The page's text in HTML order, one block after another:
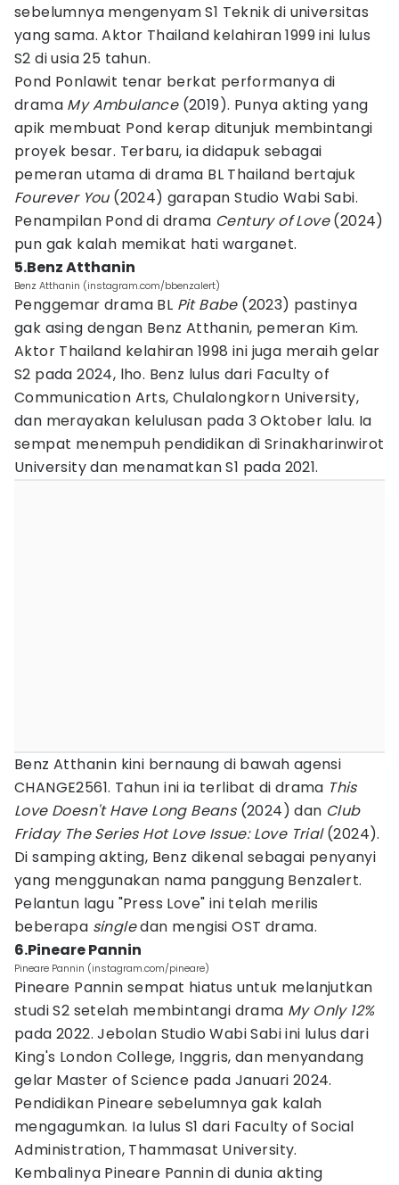
sebelumnya mengenyam S1 Teknik di universitas
yang sama. Aktor Thailand kelahiran 1999 ini lulus
S2 di usia 25 tahun.
Pond Ponlawit tenar berkat performanya di
drama My Ambulance(2019). Punya akting yang
apik membuat Pond kerap ditunjuk membintangi
proyek besar. Terbaru, ia didapuk sebagai
pemeran utama di drama BL Thailand bertajuk
Fourever You(2024) garapan Studio Wabi Sabi.
Penampilan Pond di drama Century of Love(2024)
pun gak kalah memikat hati warganet.
5.Benz Atthanin
Benz Atthanin (instagram.com/bbenzalert)
Penggemar drama BL Pit Babe(2023) pastinya
gak asing dengan Benz Atthanin, pemeran Kim.
Aktor Thailand kelahiran 1998 ini juga meraih gelar
S2 pada 2024, lho. Benz lulus dari Faculty of
Communication Arts, Chulalongkorn University,
dan merayakan kelulusan pada 3 Oktober lalu. Ia
sempat menempuh pendidikan di Srinakharinwirot
University dan menamatkan S1 pada 2021.
Benz Atthanin kini bernaung di bawah agensi
CHANGE2561. Tahun ini ia terlibat di drama This
Love Doesn't Have Long Beans(2024) dan Club
Friday The Series Hot Love Issue: Love Trial(2024).
Di samping akting, Benz dikenal sebagai penyanyi
yang menggunakan nama panggung Benzalert.
Pelantun lagu "Press Love" ini telah merilis
beberapa singledan mengisi OST drama.
6.Pineare Pannin
Pineare Pannin (instagram.com/pineare)
Pineare Pannin sempat hiatus untuk melanjutkan
studi S2 setelah membintangi drama My Only 12%
pada 2022. Jebolan Studio Wabi Sabi ini lulus dari
King's London College, Inggris, dan menyandang
gelar Master of Science pada Januari 2024.
Pendidikan Pineare sebelumnya gak kalah
mengagumkan. Ia lulus S1 dari Faculty of Social
Administration, Thammasat University.
Kembalinya Pineare Pannin di dunia akting